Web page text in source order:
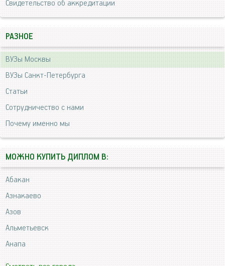
Свидетельство об аккредитации
РАЗНОЕ
ВУЗы Москвы
ВУЗы Санкт-Петербурга
Статьи
Сотрудничество с нами
Почему именно мы
МОЖНО КУПИТЬ ДИПЛОМ В:
Абакан
Азнакаево
Азов
Альметьевск
Анапа